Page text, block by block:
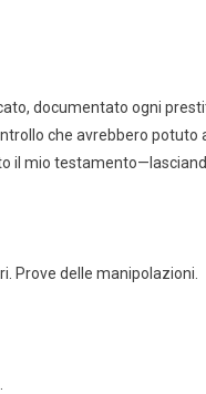
documentato ogni
che avrebbero potuto
il mio
Prove delle manipolazioni.